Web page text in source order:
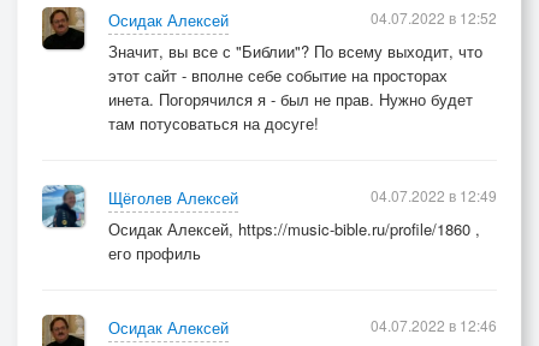
Осидак Алексей
Значит, вы все с "Библии"? По всему выходит, что
этот сайт - вполне себе событие на просторах
инета. Погорячился я - был не прав. Нужно будет
там потусоваться на досуге!
04.07.2022 в 12:52
Щёголев Алексей
Осидак Алексей, https://music-bible.ru/profile/1860 ,
его профиль
04.07.2022 в 12:49
Осидак Алексей
04.07.2022 в 12:46